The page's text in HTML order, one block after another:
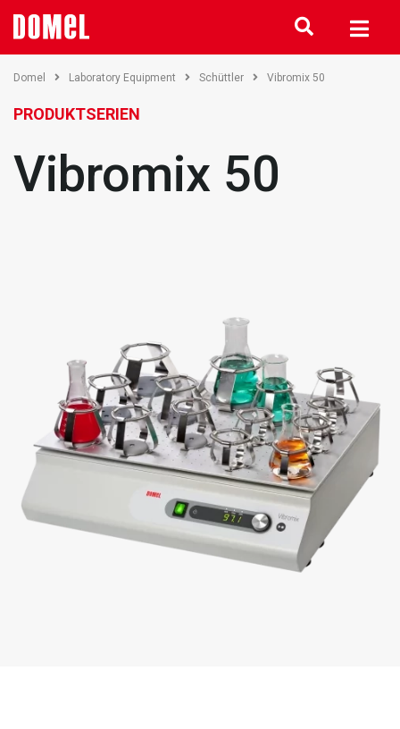
Domel Laboratory Equipment Schüttler Vibromix 50
PRODUKTSERIEN
Vibromix 50